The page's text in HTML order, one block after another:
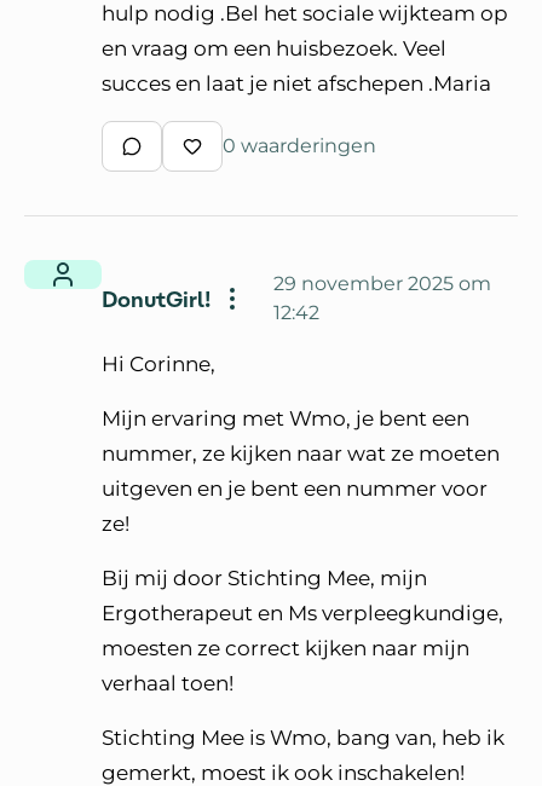
hulp nodig .Bel het sociale wijkteam op
en vraag om een huisbezoek. Veel
succes en laat je niet afschepen .Maria
Schrijf een reactie
Waardeer reactie
0 waarderingen
DonutGirl!
29 november 2025 om
12:42
Hi Corinne,
Mijn ervaring met Wmo, je bent een
nummer, ze kijken naar wat ze moeten
uitgeven en je bent een nummer voor
ze!
Bij mij door Stichting Mee, mijn
Ergotherapeut en Ms verpleegkundige,
moesten ze correct kijken naar mijn
verhaal toen!
Stichting Mee is Wmo, bang van, heb ik
gemerkt, moest ik ook inschakelen!